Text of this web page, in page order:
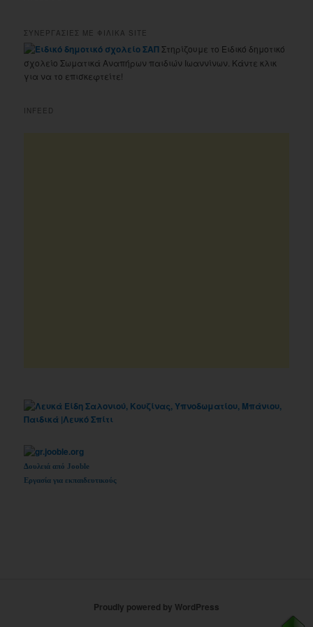
ΣΥΝΕΡΓΑΣΙΕΣ ΜΕ ΦΙΛΙΚΑ SITE
Στηρίζουμε το Ειδικό δημοτικό
σχολείο Σωματικά Αναπήρων παιδιών Ιωαννίνων. Κάντε κλικ
για να το επισκεφτείτε!
INFEED
Δουλειά από Jooble
Εργασία για εκπαιδευτικούς
Proudly powered by WordPress